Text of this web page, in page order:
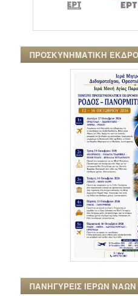
ΠΡΟΣΚΥΝΗΜΑΤΙΚΗ
ΠΑΝΗΓΥΡΕΙΣ ΙΕΡΩΝ